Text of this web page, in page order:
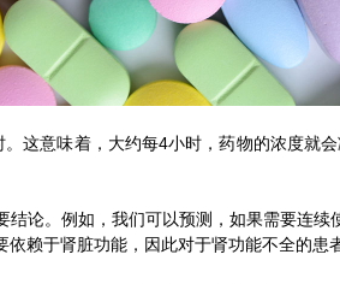
意味着，大约每4小时，药物的浓度就
。例如，我们可以预测，如果需要连续
赖于肾脏功能，因此对于肾功能不全的患